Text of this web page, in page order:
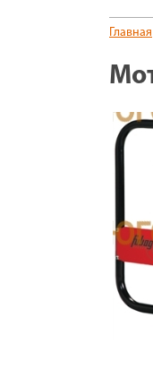
Главная